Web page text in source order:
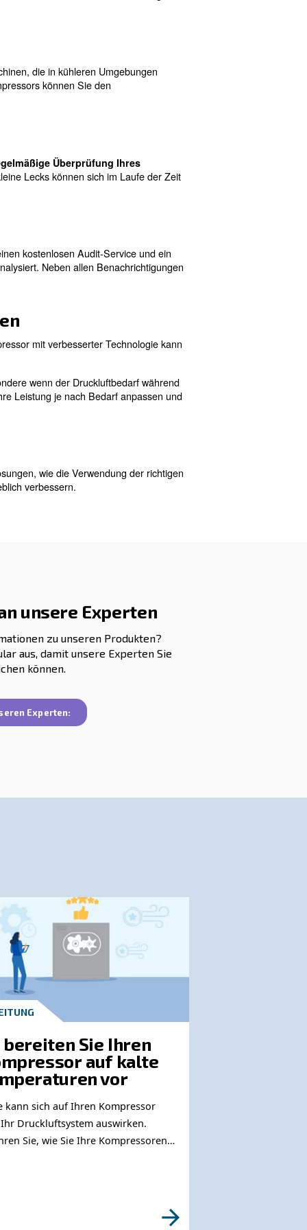
Lecks, Rost und andere Probleme, die das
Sie können die Wärme aus der Verdichtung
diesem Artikel.
einzusparen
Im Allgemeinen sind Maschinen, die in kühleren
in der Nähe des Kompressors können Sie den
zu verstehen. Wir bieten einen kostenlosen Audit-
die Woche steuert und analysiert. Neben allen
Kompressoren
durch einen neuen Kompressor mit verbesserter
mit variabler Drehzahl ihre Leistung je nach Bedarf
praktischer Lösungen, wie die
auf die lokale Umwelt erheblich verbessern.
Sie sich an unsere
Sie weitere Informationen zu unseren
füllen Sie dieses Formular aus, damit unsere
wie möglich erreichen können.